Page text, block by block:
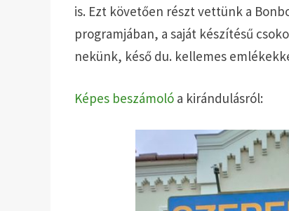
is. Ezt követően részt vettünk a
programjában, a saját készítésű
nekünk, késő du. kellemes
Képes beszámoló a kirándulásról: